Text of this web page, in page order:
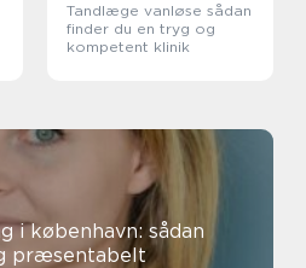
Tandlæge vanløse sådan
finder du en tryg og
kompetent klinik
i københavn: sådan
præsentabelt